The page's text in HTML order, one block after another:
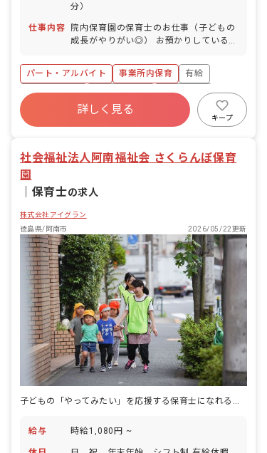
分）
仕事内容
院内保育園の保育士のお仕事（子どもの
成長がやりがい◎） お預かりしている子
食事・睡眠・排泄・清潔・衣類の着脱等
・集団生活を通じた社会性の装着 ・行事
の計画・実行、お知らせの作成
パート・アルバイト 事業所内保育
有給
福利厚生充実
産休育休制度
未経験歓迎
WEB面接OK
詳しく見る
キープ
社会福祉法人阿南福祉会 さくらんぼ保育
園
保育士の求人
株式会社アイグラン
徳島県/阿南市
2026/05/22更新
子どもの「やってみたい」を応援する保育士になれる。週3日〜OK
給与 時給1,080円 ~